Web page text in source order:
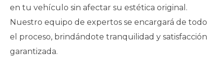
en tu vehículo sin afectar su estética original.
Nuestro equipo de expertos se encargará de todo
el proceso, brindándote tranquilidad y satisfacción
garantizada.